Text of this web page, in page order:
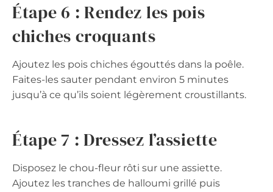
Étape 6 : Rendez les pois
chiches croquants
Ajoutez les pois chiches égouttés dans la poêle.
Faites-les sauter pendant environ 5 minutes
jusqu’à ce qu’ils soient légèrement croustillants.
Étape 7 : Dressez l’assiette
Disposez le chou-fleur rôti sur une assiette.
Ajoutez les tranches de halloumi grillé puis